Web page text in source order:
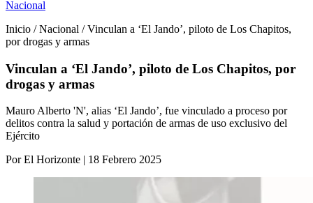
Nacional
Inicio / Nacional / Vinculan a ‘El Jando’, piloto de Los Chapitos,
por drogas y armas
Vinculan a ‘El Jando’, piloto de Los Chapitos, por
drogas y armas
Mauro Alberto 'N', alias ‘El Jando’, fue vinculado a proceso por
delitos contra la salud y portación de armas de uso exclusivo del
Ejército
Por El Horizonte | 18 Febrero 2025